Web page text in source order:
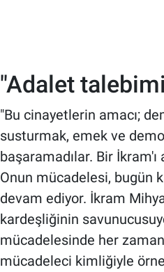
"Adalet
"Bu cinayetlerin amacı;
susturmak, emek ve
başaramadılar. Bir İkram'ı
Onun mücadelesi, bugün
devam ediyor. İkram
kardeşliğinin
mücadelesinde her
mücadeleci kimliğiyle